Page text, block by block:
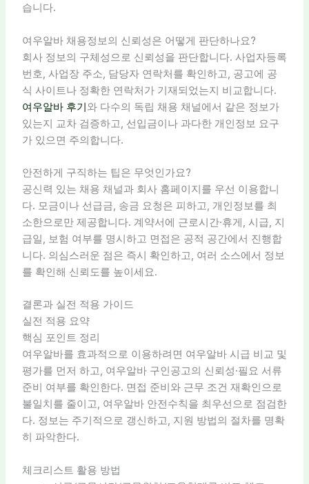
습니다.
여우알바 채용정보의 신뢰성은 어떻게 판단하나요?
회사 정보의 구체성으로 신뢰성을 판단합니다. 사업자등록
번호, 사업장 주소, 담당자 연락처를 확인하고, 공고에 공
식 사이트나 정확한 연락처가 기재되었는지 비교합니다.
여우알바 후기와 다수의 독립 채용 채널에서 같은 정보가
있는지 교차 검증하고, 선입금이나 과다한 개인정보 요구
가 있으면 주의합니다.
안전하게 구직하는 팁은 무엇인가요?
공신력 있는 채용 채널과 회사 홈페이지를 우선 이용합니
다. 모금이나 선급금, 송금 요청은 피하고, 개인정보를 최
소한으로만 제공합니다. 계약서에 근로시간·휴게, 시급, 지
급일, 보험 여부를 명시하고 면접은 공적 공간에서 진행합
니다. 의심스러운 점은 즉시 확인하고, 여러 소스에서 정보
를 확인해 신뢰도를 높이세요.
결론과 실전 적용 가이드
실전 적용 요약
핵심 포인트 정리
여우알바를 효과적으로 이용하려면 여우알바 시급 비교 및
평가를 먼저 하고, 여우알바 구인공고의 신뢰성·필요 서류
준비 여부를 확인한다. 면접 준비와 근무 조건 재확인으로
불일치를 줄이고, 여우알바 안전수칙을 최우선으로 점검한
다. 정보는 주기적으로 갱신하고, 지원 방법의 절차를 명확
히 파악한다.
체크리스트 활용 방법